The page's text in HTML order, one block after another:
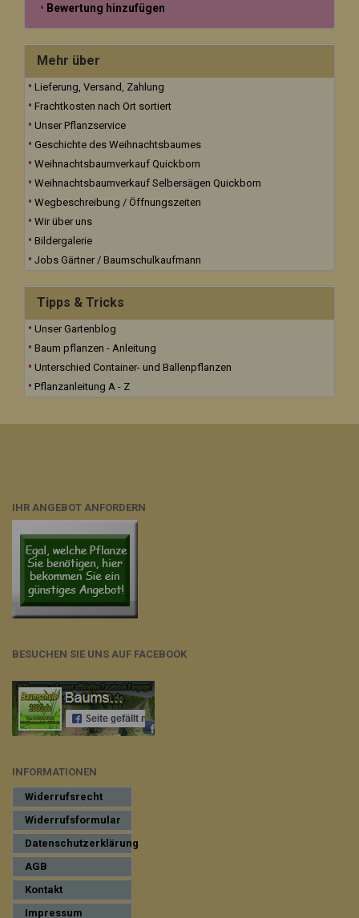
Bewertung hinzufügen
Mehr über
Lieferung, Versand, Zahlung
Frachtkosten nach Ort sortiert
Unser Pflanzservice
Geschichte des Weihnachtsbaumes
Weihnachtsbaumverkauf Quickborn
Weihnachtsbaumverkauf Selbersägen Quickborn
Wegbeschreibung / Öffnungszeiten
Wir über uns
Bildergalerie
Jobs Gärtner / Baumschulkaufmann
Tipps & Tricks
Unser Gartenblog
Baum pflanzen - Anleitung
Unterschied Container- und Ballenpflanzen
Pflanzanleitung A - Z
IHR ANGEBOT ANFORDERN
BESUCHEN SIE UNS AUF FACEBOOK
INFORMATIONEN
Widerrufsrecht
Widerrufsformular
Datenschutzerklärung
AGB
Kontakt
Impressum